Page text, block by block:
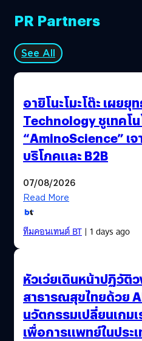
PR Partners
See All
อายิโนะโมะโต๊ะ เผย
Technology ชูเทคโ
“AminoScience” เจ
บริโภคและ B2B
07/08/2026
Read More
ทีมคอนเทนต์ BT| 1 days ago
หัวเว่ยเดินหน้าปฏิวัติ
สาธารณสุขไทยด้วย
นวัตกรรมเปลี่ยนเกม
เพื่อการแพทย์ในประ